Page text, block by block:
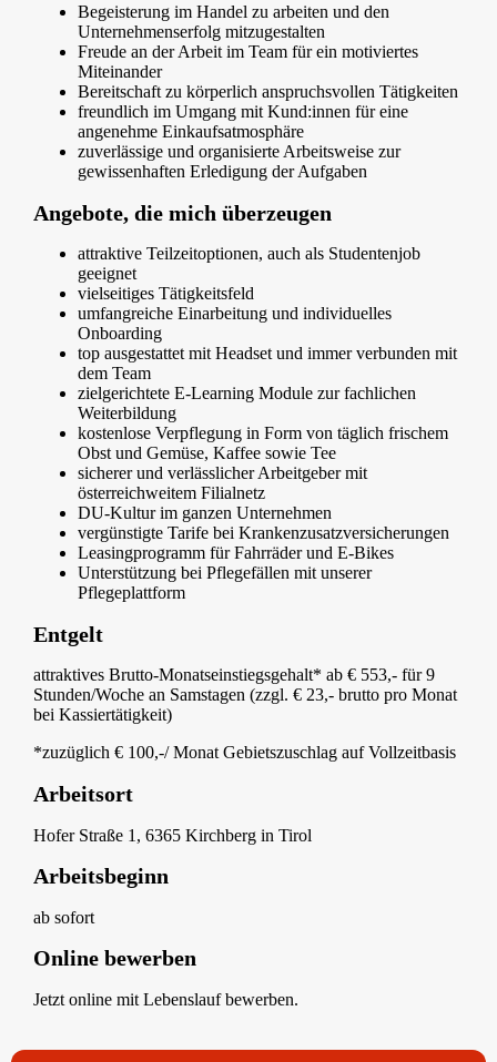
Begeisterung im Handel zu arbeiten und den
Unternehmenserfolg mitzugestalten
Freude an der Arbeit im Team für ein motiviertes
Miteinander
Bereitschaft zu körperlich anspruchsvollen Tätigkeiten
freundlich im Umgang mit Kund:innen für eine
angenehme Einkaufsatmosphäre
zuverlässige und organisierte Arbeitsweise zur
gewissenhaften Erledigung der Aufgaben
Angebote, die mich überzeugen
attraktive Teilzeitoptionen, auch als Studentenjob
geeignet
vielseitiges Tätigkeitsfeld
umfangreiche Einarbeitung und individuelles
Onboarding
top ausgestattet mit Headset und immer verbunden mit
dem Team
zielgerichtete E-Learning Module zur fachlichen
Weiterbildung
kostenlose Verpflegung in Form von täglich frischem
Obst und Gemüse, Kaffee sowie Tee
sicherer und verlässlicher Arbeitgeber mit
österreichweitem Filialnetz
DU-Kultur im ganzen Unternehmen
vergünstigte Tarife bei Krankenzusatzversicherungen
Leasingprogramm für Fahrräder und E-Bikes
Unterstützung bei Pflegefällen mit unserer
Pflegeplattform
Entgelt
attraktives Brutto-Monatseinstiegsgehalt* ab € 553,- für 9
Stunden/Woche an Samstagen (zzgl. € 23,- brutto pro Monat
bei Kassiertätigkeit)
*zuzüglich € 100,-/ Monat Gebietszuschlag auf Vollzeitbasis
Arbeitsort
Hofer Straße 1, 6365 Kirchberg in Tirol
Arbeitsbeginn
ab sofort
Online bewerben
Jetzt online mit Lebenslauf bewerben.